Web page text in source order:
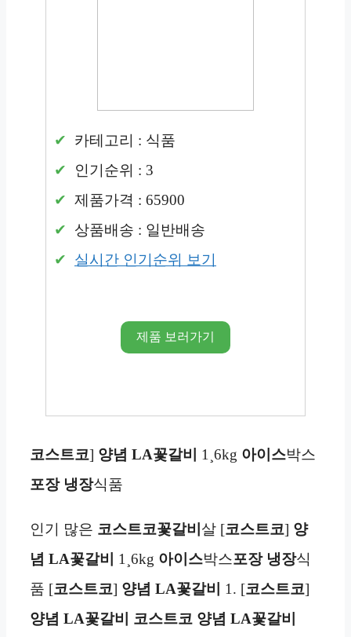
카테고리 : 식품
인기순위 : 3
제품가격 : 65900
상품배송 : 일반배송
실시간 인기순위 보기
제품 보러가기
코스트코] 양념 LA꽃갈비 1¸6kg 아이스박스
포장 냉장식품
인기 많은 코스트코꽃갈비 살 [코스트코] 양
념 LA꽃갈비
1¸6kg 아이스박스포장 냉장식
품 [코스트코] 양념 LA꽃갈비 1. [코스트코]
양념 LA꽃갈비
코스트코 양념 LA꽃갈비